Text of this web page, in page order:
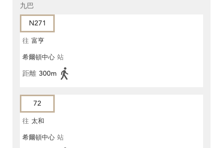
九巴
N271
往 富亨
希爾頓中心 站
距離 300m
72
往 太和
希爾頓中心 站